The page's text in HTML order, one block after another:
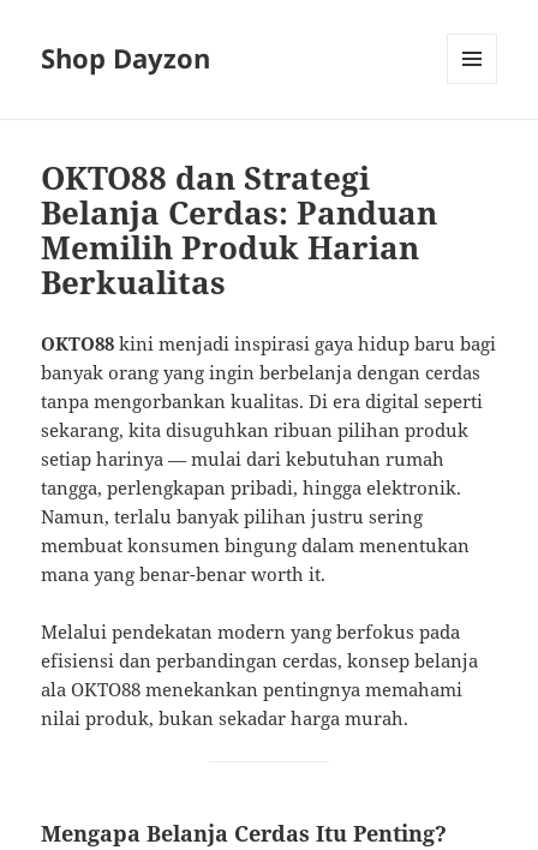
Shop Dayzon
OKTO88 dan Strategi
Belanja Cerdas: Panduan
Memilih Produk Harian
Berkualitas
OKTO88 kini menjadi inspirasi gaya hidup baru bagi
banyak orang yang ingin berbelanja dengan cerdas
tanpa mengorbankan kualitas. Di era digital seperti
sekarang, kita disuguhkan ribuan pilihan produk
setiap harinya — mulai dari kebutuhan rumah
tangga, perlengkapan pribadi, hingga elektronik.
Namun, terlalu banyak pilihan justru sering
membuat konsumen bingung dalam menentukan
mana yang benar-benar worth it.
Melalui pendekatan modern yang berfokus pada
efisiensi dan perbandingan cerdas, konsep belanja
ala OKTO88 menekankan pentingnya memahami
nilai produk, bukan sekadar harga murah.
Mengapa Belanja Cerdas Itu Penting?